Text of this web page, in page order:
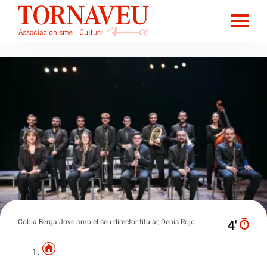
Cobla Berga Jove amb el seu director titular, Denis Rojo 4′